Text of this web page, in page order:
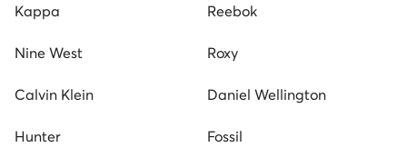
Kappa Reebok
Nine West Roxy
Calvin Klein Daniel Wellington
Hunter Fossil